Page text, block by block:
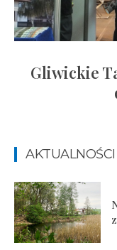
Gliwickie
AKTUALNOŚCI